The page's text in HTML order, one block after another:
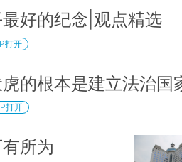
好的纪念|观点精选
打开
虎的根本是建立法治国
打开
所为